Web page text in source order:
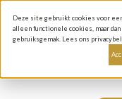
Deze site gebruikt cookies voor
alleen functionele cookies, maar
gebruiksgemak. Lees ons